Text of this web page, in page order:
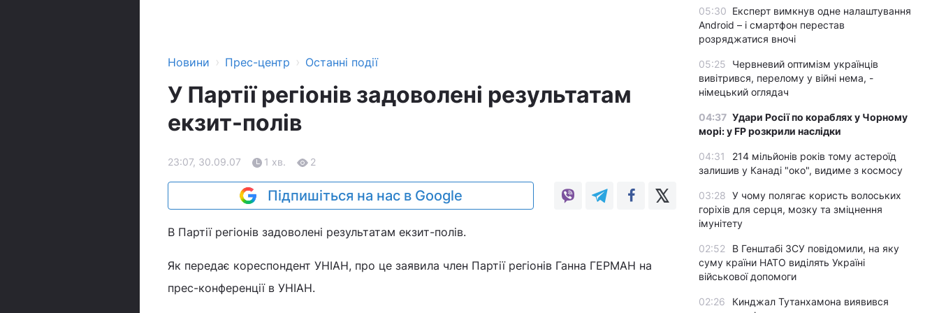
Новини › Прес-центр › Останні події
У Партії регіонів задоволені результатам
екзит-полів
23:07, 30.09.07 1 хв. 2
Підпишіться на нас в Google
В Партії регіонів задоволені результатам екзит-полів.
Як передає кореспондент УНІАН, про це заявила член Партії регіонів Ганна ГЕРМАН на
прес-конференції в УНІАН.
05:30 Експерт вимкнув одне налаштування
Android – і смартфон перестав
розряджатися вночі
05:25
Червневий оптимізм українців
вивітрився, перелому у війні нема, -
німецький оглядач
04:37 Удари Росії по кораблях у Чорному
морі: у FP розкрили наслідки
04:31
214 мільйонів років тому астероїд
залишив у Канаді "око", видиме з космосу
03:28 У чому полягає користь волоських
горіхів для серця, мозку та зміцнення
імунітету
02:52
В Генштабі ЗСУ повідомили, на яку
суму країни НАТО виділять Україні
військової допомоги
02:26
Кинджал Тутанхамона виявився